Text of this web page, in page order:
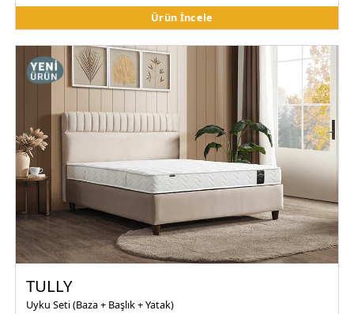
Ürün İncele
TULLY
Uyku Seti (Baza + Başlık + Yatak)